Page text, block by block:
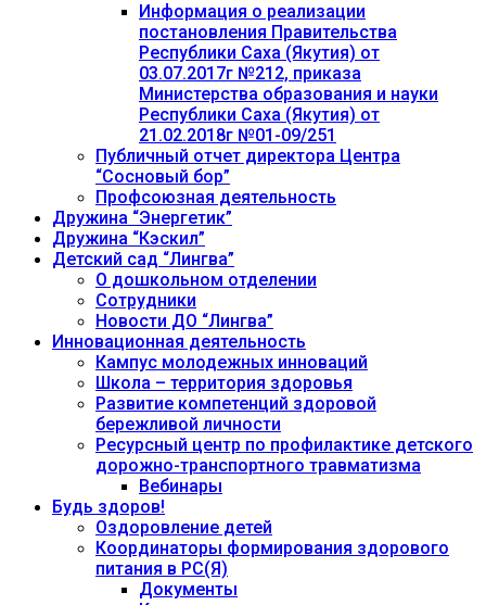
Информация о реализации
постановления Правительства
Республики Саха (Якутия) от
03.07.2017г №212, приказа
Министерства образования и науки
Республики Саха (Якутия) от
21.02.2018г №01-09/251
Публичный отчет директора Центра
“Сосновый бор”
Профсоюзная деятельность
Дружина “Энергетик”
Дружина “Кэскил”
Детский сад “Лингва”
О дошкольном отделении
Сотрудники
Новости ДО “Лингва”
Инновационная деятельность
Кампус молодежных инноваций
Школа – территория здоровья
Развитие компетенций здоровой
бережливой личности
Ресурсный центр по профилактике детского
дорожно-транспортного травматизма
Вебинары
Будь здоров!
Оздоровление детей
Координаторы формирования здорового
питания в РС(Я)
Документы